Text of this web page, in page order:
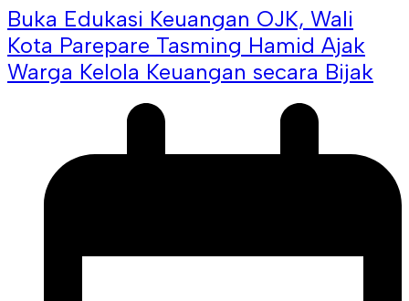
Buka Edukasi Keuangan OJK, Wali
Kota Parepare Tasming Hamid Ajak
Warga Kelola Keuangan secara Bijak